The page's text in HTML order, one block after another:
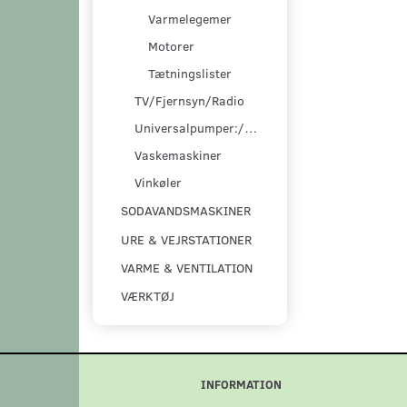
Varmelegemer
Motorer
Tætningslister
TV/Fjernsyn/Radio
Universalpumper:/pumpesæt
Vaskemaskiner
Vinkøler
SODAVANDSMASKINER
URE & VEJRSTATIONER
VARME & VENTILATION
VÆRKTØJ
INFORMATION